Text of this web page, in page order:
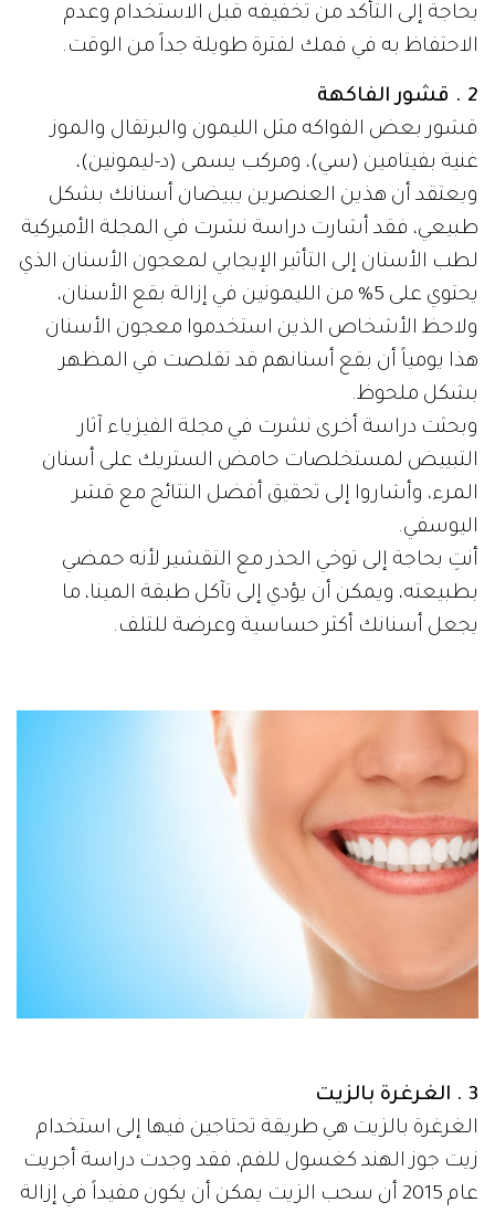
بحاجة إلى التأكد من تخفيفه قبل الاستخدام وعدم
الاحتفاظ به في فمك لفترة طويلة جداً من الوقت.
2 . قشور الفاكهة
قشور بعض الفواكه مثل الليمون والبرتقال والموز
غنية بفيتامين (سي)، ومركب يسمى (د-ليمونين)،
ويعتقد أن هذين العنصرين يبيضان أسنانك بشكل
طبيعي، فقد أشارت دراسة نشرت في المجلة الأميركية
لطب الأسنان إلى التأثير الإيجابي لمعجون الأسنان الذي
يحتوي على 5% من الليمونين في إزالة بقع الأسنان،
ولاحظ الأشخاص الذين استخدموا معجون الأسنان
هذا يومياً أن بقع أسنانهم قد تقلصت في المظهر
بشكل ملحوظ.
وبحثت دراسة أخرى نشرت في مجلة الفيزياء آثار
التبييض لمستخلصات حامض الستريك على أسنان
المرء، وأشاروا إلى تحقيق أفضل النتائج مع قشر
اليوسفي.
أنتِ بحاجة إلى توخي الحذر مع التقشير لأنه حمضي
بطبيعته، ويمكن أن يؤدي إلى تآكل طبقة المينا، ما
يجعل أسنانك أكثر حساسية وعرضة للتلف.
3 . الغرغرة بالزيت
الغرغرة بالزيت هي طريقة تحتاجين فيها إلى استخدام
زيت جوز الهند كغسول للفم، فقد وجدت دراسة أجريت
عام 2015 أن سحب الزيت يمكن أن يكون مفيداً في إزالة